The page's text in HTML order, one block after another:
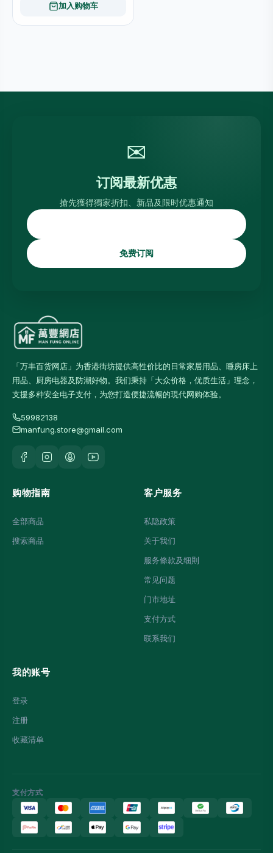
加入购物车
✉
订阅最新优惠
搶先獲得獨家折扣、新品及限时优惠通知
免费订阅
「万丰百货网店」为香港街坊提供高性价比的日常家居用品、睡房床上
用品、厨房电器及防潮好物。我们秉持「大众价格，优质生活」理念，
支援多种安全电子支付，为您打造便捷流暢的現代网购体验。
59982138
manfung.store@gmail.com
购物指南
全部商品
搜索商品
客户服务
私隐政策
关于我们
服务條款及细則
常见问题
门市地址
支付方式
联系我们
我的账号
登录
注册
收藏清单
支付方式